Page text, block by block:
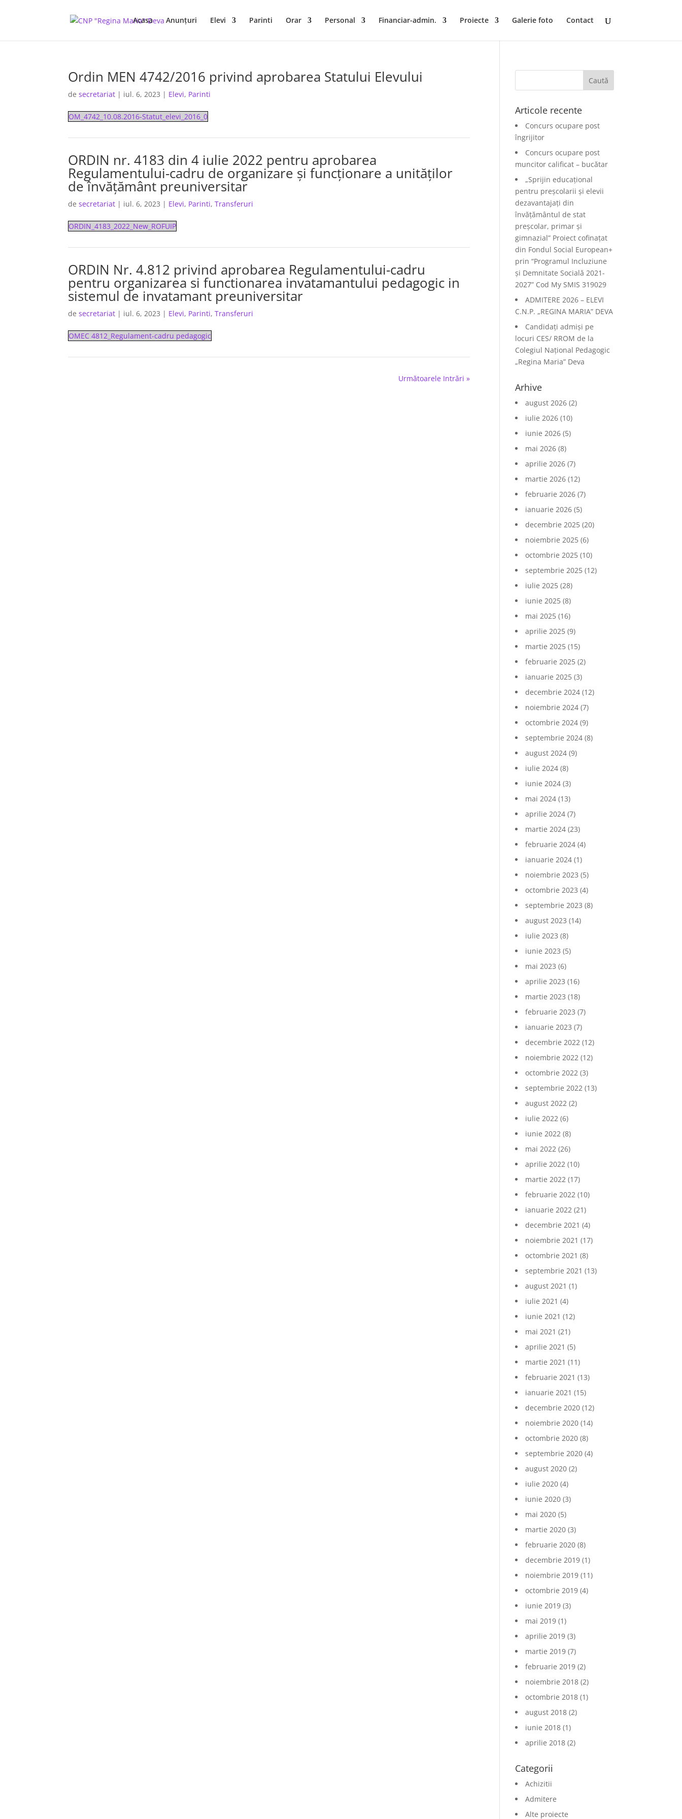
Acasa Anunţuri Elevi Parinti Orar Personal Financiar-admin. Proiecte Galerie foto Contact
Ordin MEN 4742/2016 privind aprobarea Statului Elevului
desecretariat | iul. 6, 2023 | Elevi, Parinti
OM_4742_10.08.2016-Statut_elevi_2016_0
ORDIN nr. 4183 din 4 iulie 2022 pentru aprobarea
Regulamentului-cadru de organizare şi funcţionare a unităţilor
de învăţământ preuniversitar
desecretariat | iul. 6, 2023 | Elevi, Parinti,Transferuri
ORDIN_4183_2022_New_ROFUIP
ORDIN Nr. 4.812 privind aprobarea Regulamentului-cadru
pentru organizarea si functionarea invatamantului pedagogic in
sistemul de invatamant preuniversitar
desecretariat | iul. 6, 2023 | Elevi, Parinti,Transferuri
OMEC 4812_Regulament-cadru pedagogic
Următoarele Intrări »
Articole recente
Concurs ocupare post
îngrijitor
Concurs ocupare post
muncitor calificat – bucătar
„Sprijin educațional
pentru preșcolarii și elevii
dezavantajați din
învățământul de stat
preșcolar, primar și
gimnazial” Proiect cofinațat
din Fondul Social European+
prin “Programul Incluziune
și Demnitate Socială 2021-
2027” Cod My SMIS 319029
ADMITERE 2026 – ELEVI
C.N.P. „REGINA MARIA” DEVA
Candidați admiși pe
locuri CES/ RROM de la
Colegiul Național Pedagogic
„Regina Maria” Deva
Arhive
august 2026 (2)
iulie 2026 (10)
iunie 2026 (5)
mai 2026 (8)
aprilie 2026 (7)
martie 2026 (12)
februarie 2026 (7)
ianuarie 2026 (5)
decembrie 2025 (20)
noiembrie 2025 (6)
octombrie 2025 (10)
septembrie 2025 (12)
iulie 2025 (28)
iunie 2025 (8)
mai 2025 (16)
aprilie 2025 (9)
martie 2025 (15)
februarie 2025 (2)
ianuarie 2025 (3)
decembrie 2024 (12)
noiembrie 2024 (7)
octombrie 2024 (9)
septembrie 2024 (8)
august 2024 (9)
iulie 2024 (8)
iunie 2024 (3)
mai 2024 (13)
aprilie 2024 (7)
martie 2024 (23)
februarie 2024 (4)
ianuarie 2024 (1)
noiembrie 2023 (5)
octombrie 2023 (4)
septembrie 2023 (8)
august 2023 (14)
iulie 2023 (8)
iunie 2023 (5)
mai 2023 (6)
aprilie 2023 (16)
martie 2023 (18)
februarie 2023 (7)
ianuarie 2023 (7)
decembrie 2022 (12)
noiembrie 2022 (12)
octombrie 2022 (3)
septembrie 2022 (13)
august 2022 (2)
iulie 2022 (6)
iunie 2022 (8)
mai 2022 (26)
aprilie 2022 (10)
martie 2022 (17)
februarie 2022 (10)
ianuarie 2022 (21)
decembrie 2021 (4)
noiembrie 2021 (17)
octombrie 2021 (8)
septembrie 2021 (13)
august 2021 (1)
iulie 2021 (4)
iunie 2021 (12)
mai 2021 (21)
aprilie 2021 (5)
martie 2021 (11)
februarie 2021 (13)
ianuarie 2021 (15)
decembrie 2020 (12)
noiembrie 2020 (14)
octombrie 2020 (8)
septembrie 2020 (4)
august 2020 (2)
iulie 2020 (4)
iunie 2020 (3)
mai 2020 (5)
martie 2020 (3)
februarie 2020 (8)
decembrie 2019 (1)
noiembrie 2019 (11)
octombrie 2019 (4)
iunie 2019 (3)
mai 2019 (1)
aprilie 2019 (3)
martie 2019 (7)
februarie 2019 (2)
noiembrie 2018 (2)
octombrie 2018 (1)
august 2018 (2)
iunie 2018 (1)
aprilie 2018 (2)
Categorii
Achizitii
Admitere
Alte proiecte